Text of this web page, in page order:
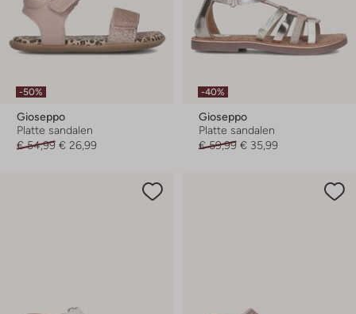
-50%
Gioseppo
Platte sandalen
€ 54,99 € 26,99
-40%
Gioseppo
Platte sandalen
€ 59,99 € 35,99